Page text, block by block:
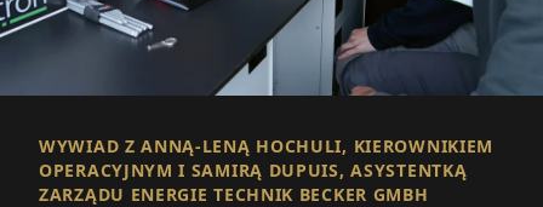
WYWIAD Z ANNĄ-LENĄ HOCHULI, KIEROWNIKIEM
OPERACYJNYM I SAMIRĄ DUPUIS, ASYSTENTKĄ
ZARZĄDU ENERGIE TECHNIK BECKER GMBH